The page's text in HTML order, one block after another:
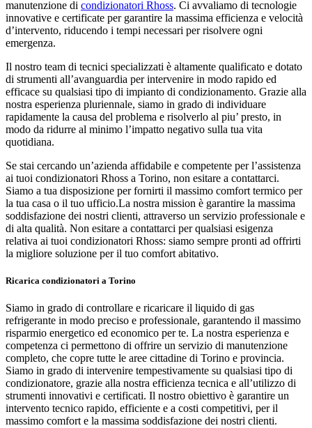
manutenzione di condizionatori Rhoss. Ci avvaliamo di tecnologie
innovative e certificate per garantire la massima efficienza e velocità
d’intervento, riducendo i tempi necessari per risolvere ogni
emergenza.
Il nostro team di tecnici specializzati è altamente qualificato e dotato
di strumenti all’avanguardia per intervenire in modo rapido ed
efficace su qualsiasi tipo di impianto di condizionamento. Grazie alla
nostra esperienza pluriennale, siamo in grado di individuare
rapidamente la causa del problema e risolverlo al piu’ presto, in
modo da ridurre al minimo l’impatto negativo sulla tua vita
quotidiana.
Se stai cercando un’azienda affidabile e competente per l’assistenza
ai tuoi condizionatori Rhoss a Torino, non esitare a contattarci.
Siamo a tua disposizione per fornirti il massimo comfort termico per
la tua casa o il tuo ufficio.La nostra mission è garantire la massima
soddisfazione dei nostri clienti, attraverso un servizio professionale e
di alta qualità. Non esitare a contattarci per qualsiasi esigenza
relativa ai tuoi condizionatori Rhoss: siamo sempre pronti ad offrirti
la migliore soluzione per il tuo comfort abitativo.
Ricarica condizionatori a Torino
Siamo in grado di controllare e ricaricare il liquido di gas
refrigerante in modo preciso e professionale, garantendo il massimo
risparmio energetico ed economico per te. La nostra esperienza e
competenza ci permettono di offrire un servizio di manutenzione
completo, che copre tutte le aree cittadine di Torino e provincia.
Siamo in grado di intervenire tempestivamente su qualsiasi tipo di
condizionatore, grazie alla nostra efficienza tecnica e all’utilizzo di
strumenti innovativi e certificati. Il nostro obiettivo è garantire un
intervento tecnico rapido, efficiente e a costi competitivi, per il
massimo comfort e la massima soddisfazione dei nostri clienti.